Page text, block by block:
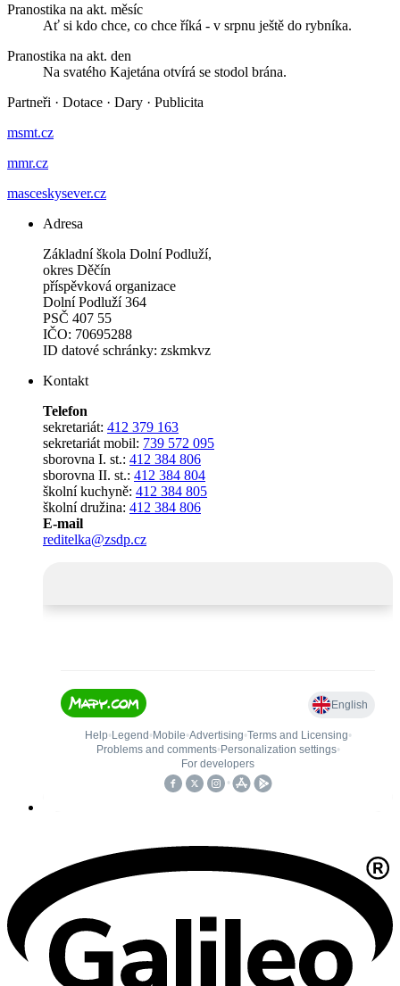
Pranostika na akt. měsíc
Ať si kdo chce, co chce říká - v srpnu ještě do rybníka.
Pranostika na akt. den
Na svatého Kajetána otvírá se stodol brána.
Partneři · Dotace · Dary · Publicita
msmt.cz
mmr.cz
masceskysever.cz
Adresa
Základní škola Dolní Podluží,
okres Děčín
příspěvková organizace
Dolní Podluží 364
PSČ 407 55
IČO: 70695288
ID datové schránky: zskmkvz
Kontakt
Telefon
sekretariát: 412 379 163
sekretariát mobil: 739 572 095
sborovna I. st.: 412 384 806
sborovna II. st.: 412 384 804
školní kuchyně: 412 384 805
školní družina: 412 384 806
E-mail
reditelka@zsdp.cz